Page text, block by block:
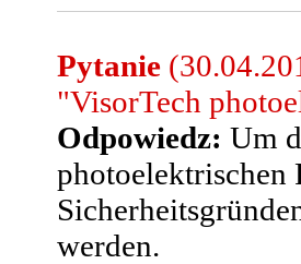
Pytanie
"VisorTech
Odpowiedz: Um
photoelektrischen
werden.